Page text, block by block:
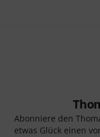
Abonniere den
etwas Glück einen